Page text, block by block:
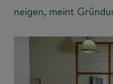
neigen, meint